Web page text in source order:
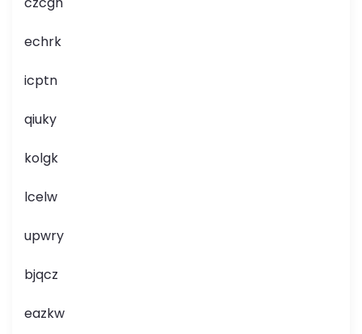
echrk
icptn
qiuky
kolgk
lcelw
upwry
bjqcz
eazkw